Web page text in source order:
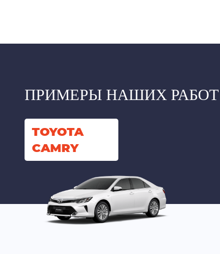
ПРИМЕРЫ НАШИХ РАБОТ
TOYOTA
CAMRY